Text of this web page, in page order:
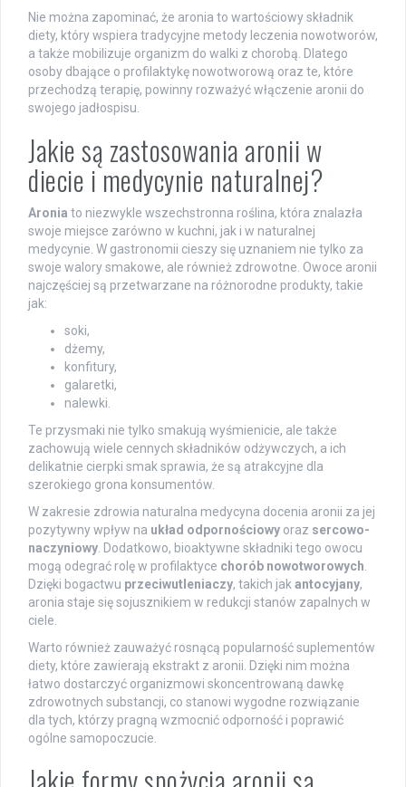
Nie można zapominać, że aronia to wartościowy składnik
diety, który wspiera tradycyjne metody leczenia nowotworów,
a także mobilizuje organizm do walki z chorobą. Dlatego
osoby dbające o profilaktykę nowotworową oraz te, które
przechodzą terapię, powinny rozważyć włączenie aronii do
swojego jadłospisu.
Jakie są zastosowania aronii w
diecie i medycynie naturalnej?
Aronia to niezwykle wszechstronna roślina, która znalazła
swoje miejsce zarówno w kuchni, jak i w naturalnej
medycynie. W gastronomii cieszy się uznaniem nie tylko za
swoje walory smakowe, ale również zdrowotne. Owoce aronii
najczęściej są przetwarzane na różnorodne produkty, takie
jak:
soki,
dżemy,
konfitury,
galaretki,
nalewki.
Te przysmaki nie tylko smakują wyśmienicie, ale także
zachowują wiele cennych składników odżywczych, a ich
delikatnie cierpki smak sprawia, że są atrakcyjne dla
szerokiego grona konsumentów.
W zakresie zdrowia naturalna medycyna docenia aronii za jej
pozytywny wpływ na układ odpornościowy oraz sercowo-
naczyniowy . Dodatkowo, bioaktywne składniki tego owocu
mogą odegrać rolę w profilaktyce chorób nowotworowych
Dzięki bogactwu przeciwutleniaczy, takich jak antocyjany,
aronia staje się sojusznikiem w redukcji stanów zapalnych w
ciele.
Warto również zauważyć rosnącą popularność suplementów
diety, które zawierają ekstrakt z aronii. Dzięki nim można
łatwo dostarczyć organizmowi skoncentrowaną dawkę
zdrowotnych substancji, co stanowi wygodne rozwiązanie
dla tych, którzy pragną wzmocnić odporność i poprawić
ogólne samopoczucie.